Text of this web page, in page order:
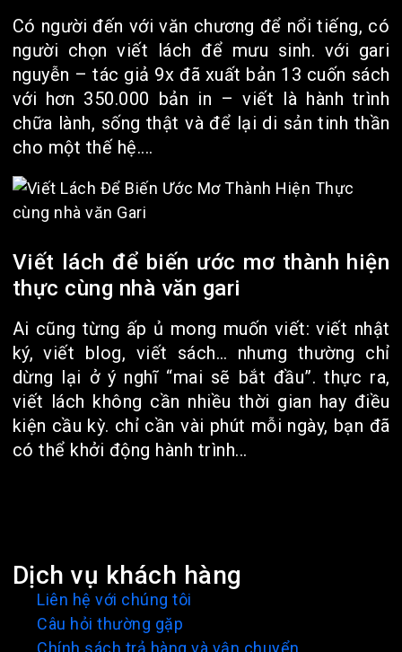
Có người đến với văn chương để nổi tiếng, có
người chọn viết lách để mưu sinh. với gari
nguyễn – tác giả 9x đã xuất bản 13 cuốn sách
với hơn 350.000 bản in – viết là hành trình
chữa lành, sống thật và để lại di sản tinh thần
cho một thế hệ....
Viết lách để biến ước mơ thành hiện
thực cùng nhà văn gari
Ai cũng từng ấp ủ mong muốn viết: viết nhật
ký, viết blog, viết sách… nhưng thường chỉ
dừng lại ở ý nghĩ “mai sẽ bắt đầu”. thực ra,
viết lách không cần nhiều thời gian hay điều
kiện cầu kỳ. chỉ cần vài phút mỗi ngày, bạn đã
có thể khởi động hành trình...
Dịch vụ khách hàng
Liên hệ với chúng tôi
Câu hỏi thường gặp
Chính sách trả hàng và vận chuyển